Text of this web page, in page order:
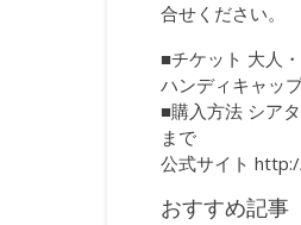
合せください。
■チケット 大人
ハンディキャッ
■購入方法 シア
まで
公式サイト
おすすめ記事